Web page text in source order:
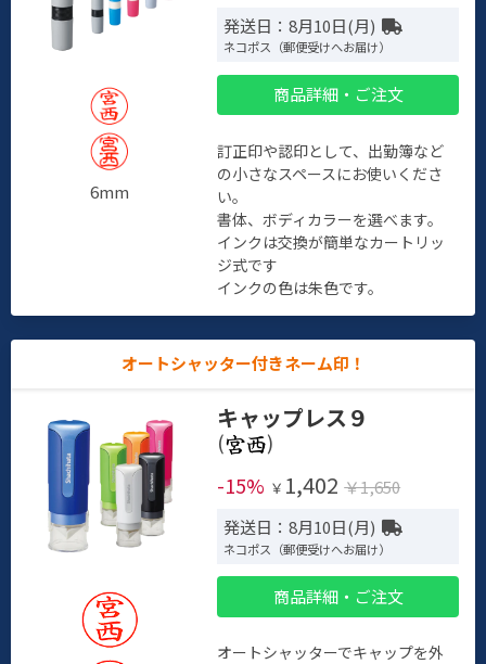
6mm
発送日：8月10日(月)
ネコポス（郵便受けへお届け）
商品詳細・ご注文
訂正印や認印として、出勤簿など
の小さなスペースにお使いくださ
い。
書体、ボディカラーを選べます。
インクは交換が簡単なカートリッ
ジ式です
インクの色は朱色です。
オートシャッター付きネーム印！
キャップレス９
(
)
-15% ￥ 1,402 ￥1,650
発送日：8月10日(月)
ネコポス（郵便受けへお届け）
商品詳細・ご注文
オートシャッターでキャップを外